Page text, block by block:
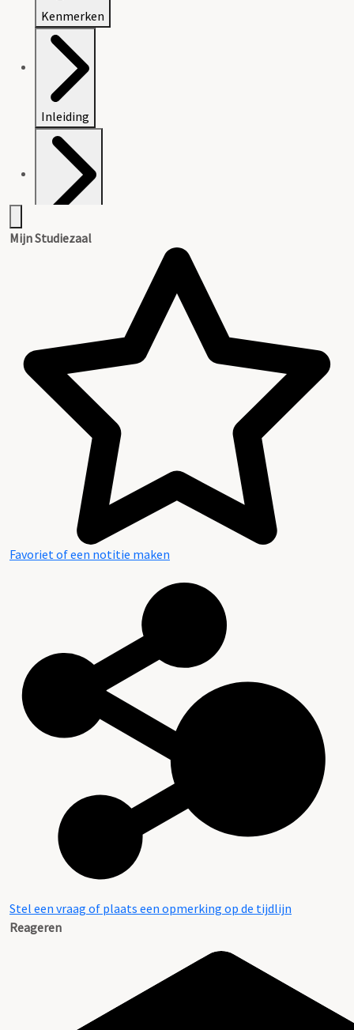
Kenmerken
Inleiding
Mijn Studiezaal
Favoriet of een notitie maken
Stel een vraag of plaats een opmerking op de tijdlijn
Reageren